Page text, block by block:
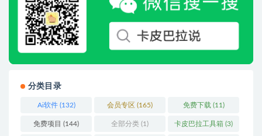
分类目录
Ai软件(132) 会员专区 (165) 免费下载(11)
免费项目 (144) 全部分类 (1) 卡皮巴拉工具箱 (3)